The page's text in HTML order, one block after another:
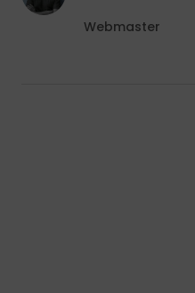
Webmaster